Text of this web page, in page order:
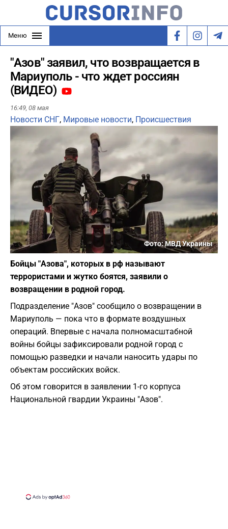
Меню
"Азов" заявил, что возвращается в
Мариуполь - что ждет россиян
(ВИДЕО)
16:49, 08 мая
Новости СНГ, Мировые новости, Происшествия
Фото: МВД Украины
Бойцы "Азова", которых в рф называют
террористами и жутко боятся, заявили о
возвращении в родной город.
Подразделение "Азов" сообщило о возвращении в
Мариуполь — пока что в формате воздушных
операций. Впервые с начала полномасштабной
войны бойцы зафиксировали родной город с
помощью разведки и начали наносить удары по
объектам российских войск.
Об этом говорится в заявлении 1-го корпуса
Национальной гвардии Украины "Азов".